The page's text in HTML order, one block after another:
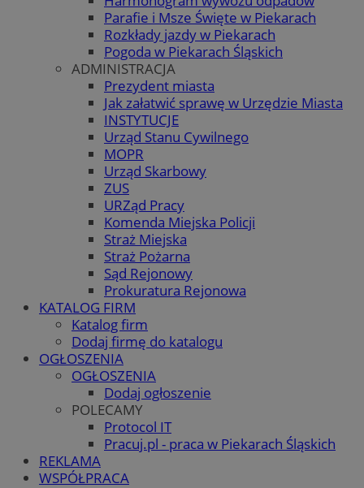
Parafie i Msze Święte w Piekarach
Rozkłady jazdy w Piekarach
Pogoda w Piekarach Śląskich
ADMINISTRACJA
Prezydent miasta
Jak załatwić sprawę w Urzędzie Miasta
INSTYTUCJE
Urząd Stanu Cywilnego
MOPR
Urząd Skarbowy
ZUS
URZąd Pracy
Komenda Miejska Policji
Straż Miejska
Straż Pożarna
Sąd Rejonowy
Prokuratura Rejonowa
KATALOG FIRM
Katalog firm
Dodaj firmę do katalogu
OGŁOSZENIA
OGŁOSZENIA
Dodaj ogłoszenie
POLECAMY
Protocol IT
Pracuj.pl - praca w Piekarach Śląskich
REKLAMA
WSPÓŁPRACA